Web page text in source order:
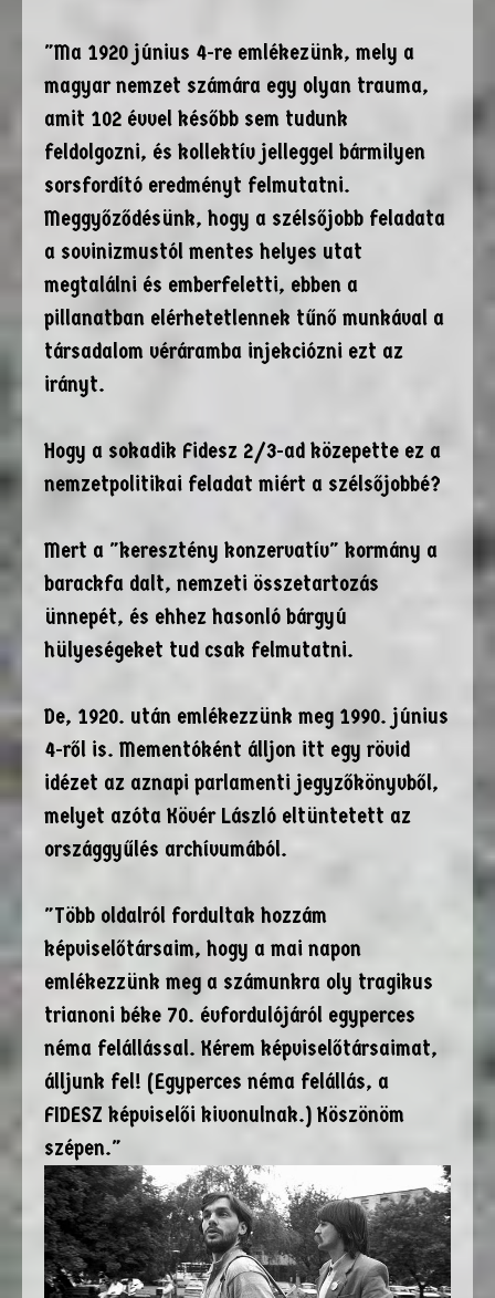
"Ma 1920 június 4-re emlékezünk, mely a
magyar nemzet számára egy olyan trauma,
amit 102 évvel később sem tudunk
feldolgozni, és kollektív jelleggel bármilyen
sorsfordító eredményt felmutatni.
Meggyőződésünk, hogy a szélsőjobb feladata
a sovinizmustól mentes helyes utat
megtalálni és emberfeletti, ebben a
pillanatban elérhetetlennek tűnő munkával a
társadalom véráramba injekciózni ezt az
irányt.
Hogy a sokadik Fidesz 2/3-ad közepette ez a
nemzetpolitikai feladat miért a szélsőjobbé?
Mert a "keresztény konzervatív" kormány a
barackfa dalt, nemzeti összetartozás
ünnepét, és ehhez hasonló bárgyú
hülyeségeket tud csak felmutatni.
De, 1920. után emlékezzünk meg 1990. június
4-ről is. Mementóként álljon itt egy rövid
idézet az aznapi parlamenti jegyzőkönyvből,
melyet azóta Kövér László eltüntetett az
országgyűlés archívumából.
"Több oldalról fordultak hozzám
képviselőtársaim, hogy a mai napon
emlékezzünk meg a számunkra oly tragikus
trianoni béke 70. évfordulójáról egyperces
néma felállással. Kérem képviselőtársaimat,
álljunk fel! (Egyperces néma felállás, a
FIDESZ képviselői kivonulnak.) Köszönöm
szépen."